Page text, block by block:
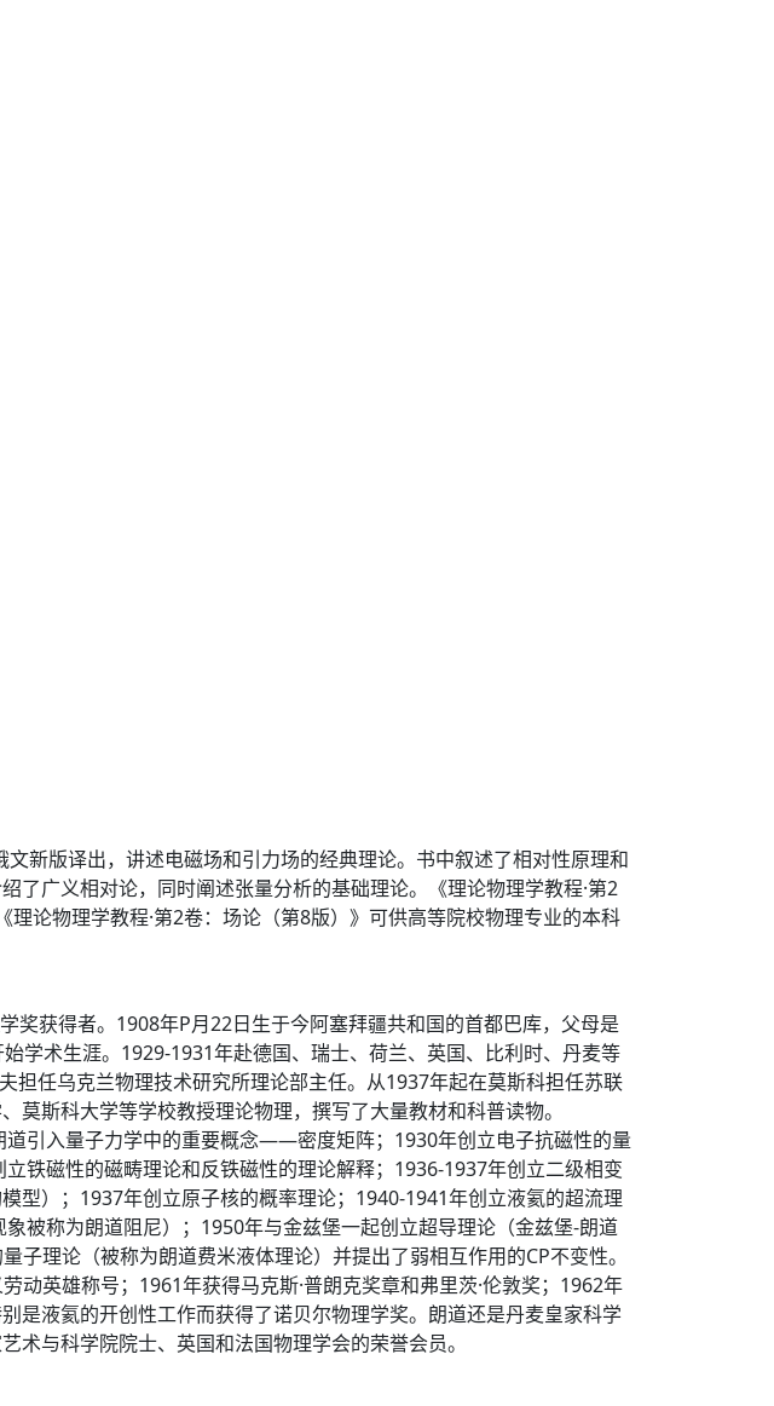
新版译出，讲述电磁场和引力场的经典理论。书中叙述了相对性原理和
广义相对论，同时阐述张量分析的基础理论。《理论物理学教程·第2
论物理学教程·第2卷：场论（第8版）》可供高等院校物理专业的本科
奖获得者。1908年P月22日生于今阿塞拜疆共和国的首都巴库，父母是
学术生涯。1929-1931年赴德国、瑞士、荷兰、英国、比利时、丹麦等
任乌克兰物理技术研究所理论部主任。从1937年起在莫斯科担任苏联
斯科大学等学校教授理论物理，撰写了大量教材和科普读物。
引入量子力学中的重要概念——密度矩阵；1930年创立电子抗磁性的量
铁磁性的磁畴理论和反铁磁性的理论解释；1936-1937年创立二级相变
型）；1937年创立原子核的概率理论；1940-1941年创立液氦的超流理
被称为朗道阻尼）；1950年与金兹堡一起创立超导理论（金兹堡-朗道
理论（被称为朗道费米液体理论）并提出了弱相互作用的CP不变性。
英雄称号；1961年获得马克斯·普朗克奖章和弗里茨·伦敦奖；1962年
是液氦的开创性工作而获得了诺贝尔物理学奖。朗道还是丹麦皇家科学
与科学院院士、英国和法国物理学会的荣誉会员。